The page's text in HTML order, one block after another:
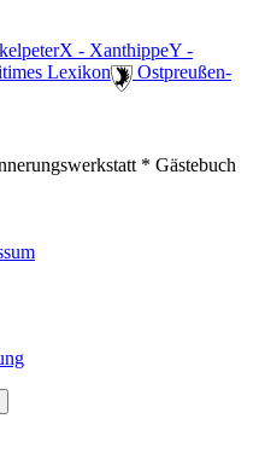
X - XanthippeY -
Lexikon
️ Ostpreußen-
* Gästebuch